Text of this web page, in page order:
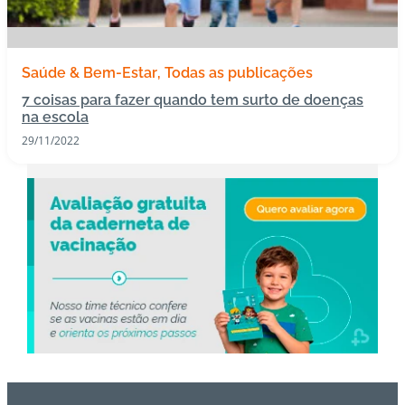
s
m
u
n
o
ó
gi
c
o
Pl
n
Saúde & Bem-Estar Todas as publicações
7 coisas para fazer quando tem surto de doenças
na escola
29/11/2022